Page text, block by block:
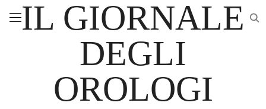
IL GIORNALE
DEGLI
OROLOGI